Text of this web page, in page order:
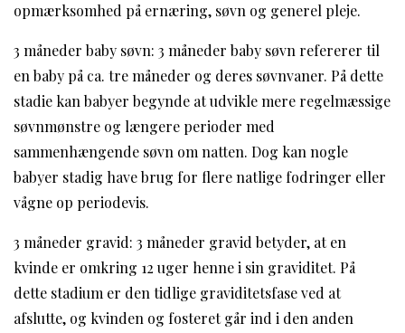
opmærksomhed på ernæring, søvn og generel pleje.
3 måneder baby søvn: 3 måneder baby søvn refererer til
en baby på ca. tre måneder og deres søvnvaner. På dette
stadie kan babyer begynde at udvikle mere regelmæssige
søvnmønstre og længere perioder med
sammenhængende søvn om natten. Dog kan nogle
babyer stadig have brug for flere natlige fodringer eller
vågne op periodevis.
3 måneder gravid: 3 måneder gravid betyder, at en
kvinde er omkring 12 uger henne i sin graviditet. På
dette stadium er den tidlige graviditetsfase ved at
afslutte, og kvinden og fosteret går ind i den anden